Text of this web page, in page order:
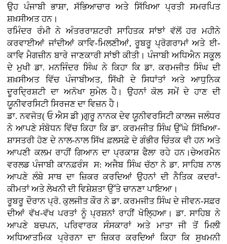
ਉਹ ਪੰਜਾਬੀ ਭਾਸ਼ਾ, ਸੱਭਿਆਚਾਰ ਅਤੇ ਸਿੱਖਿਆ ਪ੍ਰਤੀ ਸਮਰਪਿਤ
ਸ਼ਖ਼ਸੀਅਤ ਹਨ।
ਰਮਿੰਦਰ ਰੰਮੀ ਨੇ ਅੰਤਰਰਾਸ਼ਟਰੀ ਸਾਹਿਤਕ ਸਾਂਝਾਂ ਵੱਲੋਂ ਹਰ ਮਹੀਨੇ
ਕਰਵਾਈਆਂ ਜਾਂਦੀਆਂ ਕਾਵਿ-ਮਿਲਣੀਆਂ, ਰੂਬਰੂ ਪ੍ਰੋਗਰਾਮਾਂ ਅਤੇ ਈ-
ਕਾਵਿ ਮੈਗਜ਼ੀਨ ਬਾਰੇ ਜਾਣਕਾਰੀ ਸਾਂਝੀ ਕੀਤੀ। ਪੰਜਾਬੀ ਅਧਿਐਨ ਸਕੂਲ
ਦੇ ਮੁਖੀ ਡਾ. ਮਨਜਿੰਦਰ ਸਿੰਘ ਨੇ ਕਿਹਾ ਕਿ ਡਾ. ਕਰਮਜੀਤ ਸਿੰਘ ਦੀ
ਸ਼ਖ਼ਸੀਅਤ ਵਿੱਚ ਪੰਜਾਬੀਅਤ, ਸਿੱਖੀ ਦੇ ਸਿਧਾਂਤਾਂ ਅਤੇ ਆਧੁਨਿਕ
ਦੂਰਦ੍ਰਿਸ਼ਟੀ ਦਾ ਅਨੋਖਾ ਸੁਮੇਲ ਹੈ। ਉਹਨਾਂ ਕੋਲ ਸਮੇਂ ਦੇ ਹਾਣ ਦੀ
ਯੂਨੀਵਰਸਿਟੀ ਸਿਰਜਣ ਦਾ ਵਿਜ਼ਨ ਹੈ।
ਡਾ. ਨਵਜੋਤ( ਓ ਐਸ ਡੀ )ਗੁਰੂ ਨਾਨਕ ਦੇਵ ਯੂਨੀਵਰਸਿਟੀ ਕਾਲਜ ਜਲੰਧਰ
ਨੇ ਆਪਣੇ ਸੰਬੋਧਨ ਵਿੱਚ ਕਿਹਾ ਕਿ ਡਾ. ਕਰਮਜੀਤ ਸਿੰਘ ਉੱਘੇ ਸਿੱਖਿਆ-
ਸ਼ਾਸਤਰੀ ਹੋਣ ਦੇ ਨਾਲ-ਨਾਲ ਸਿੱਖ ਫ਼ਲਸਫ਼ੇ ਦੇ ਗੰਭੀਰ ਚਿੰਤਕ ਵੀ ਹਨ ਅਤੇ
ਆਪਣੀ ਕਲਮ ਰਾਹੀਂ ਗਿਆਨ ਦਾ ਪ੍ਰਕਾਸ਼ ਫੈਲਾ ਰਹੇ ਹਨ।ਚੇਅਰਮੈਨ
ਵਰਲਡ ਪੰਜਾਬੀ ਕਾਨਫ਼ਰੰਸ ਸ: ਅਜੈਬ ਸਿੰਘ ਚੱਠਾ ਨੇ ਡਾ. ਸਾਹਿਬ ਨਾਲ
ਆਪਣੇ ਲੰਬੇ ਸਾਥ ਦਾ ਜ਼ਿਕਰ ਕਰਦਿਆਂ ਉਹਨਾਂ ਦੀ ਨੈਤਿਕ ਕਦਰਾਂ-
ਕੀਮਤਾਂ ਅਤੇ ਲੇਖਨੀ ਦੀ ਵਿਸ਼ੇਸ਼ਤਾ ਉੱਤੇ ਚਾਨਣਾ ਪਾਇਆ।
ਰੂਬਰੂ ਦੌਰਾਨ ਪ੍ਰੋ. ਕੁਲਜੀਤ ਕੌਰ ਨੇ ਡਾ. ਕਰਮਜੀਤ ਸਿੰਘ ਦੇ ਜੀਵਨ-ਸਫ਼ਰ
ਦੀਆਂ ਵੱਖ-ਵੱਖ ਪਰਤਾਂ ਨੂੰ ਪ੍ਰਸ਼ਨਾਂ ਰਾਹੀਂ ਖੋਲ੍ਹਿਆ। ਡਾ. ਸਾਹਿਬ ਨੇ
ਆਪਣੇ ਬਚਪਨ, ਪਰਿਵਾਰਕ ਸੰਸਕਾਰਾਂ ਅਤੇ ਮਾਤਾ ਜੀ ਤੋਂ ਮਿਲੀ
ਅਧਿਆਤਮਿਕ ਪ੍ਰੇਰਨਾ ਦਾ ਜ਼ਿਕਰ ਕਰਦਿਆਂ ਕਿਹਾ ਕਿ ਸੁਖਮਨੀ